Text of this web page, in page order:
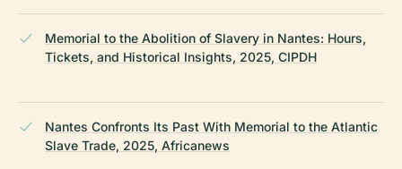
Memorial to the Abolition of Slavery in Nantes: Hours,
Tickets, and Historical Insights, 2025, CIPDH
Nantes Confronts Its Past With Memorial to the Atlantic
Slave Trade, 2025, Africanews